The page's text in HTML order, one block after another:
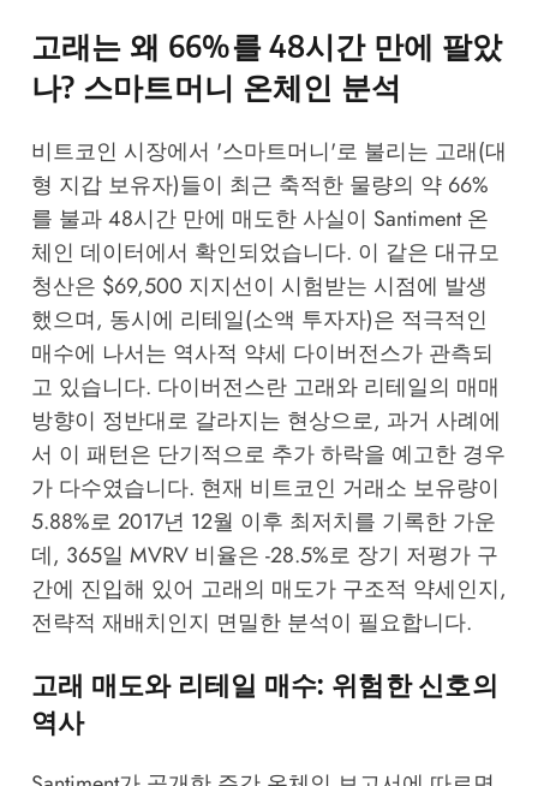
고래는 왜 66%를 48시간 만에 팔았
나? 스마트머니 온체인 분석
비트코인 시장에서 '스마트머니'로 불리는 고래(대
형 지갑 보유자)들이 최근 축적한 물량의 약 66%
를 불과 48시간 만에 매도한 사실이 Santiment온
체인 데이터에서 확인되었습니다. 이 같은 대규모
청산은 $69,500 지지선이 시험받는 시점에 발생
했으며, 동시에 리테일(소액 투자자)은 적극적인
매수에 나서는 역사적 약세 다이버전스가 관측되
고 있습니다. 다이버전스란 고래와 리테일의 매매
방향이 정반대로 갈라지는 현상으로, 과거 사례에
서 이 패턴은 단기적으로 추가 하락을 예고한 경우
가 다수였습니다. 현재 비트코인 거래소 보유량이
5.88%로 2017년 12월 이후 최저치를 기록한 가운
데, 365일 MVRV 비율은 -28.5%로 장기 저평가 구
간에 진입해 있어 고래의 매도가 구조적 약세인지,
전략적 재배치인지 면밀한 분석이 필요합니다.
고래 매도와 리테일 매수: 위험한 신호의
역사